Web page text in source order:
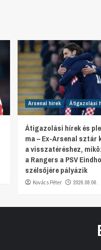
Arsenal hírek Átigazolási
Átigazolási hírek és
ma – Ex-Arsenal sztár
a visszatéréshez,
a Rangers a PSV
szélsőjére pályázik
Kovács Péter 2026.08.06.